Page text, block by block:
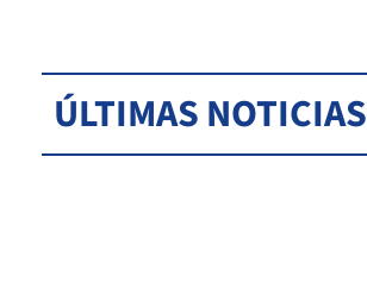
ÚLTIMAS NOTICIAS